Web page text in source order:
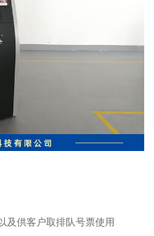
及供客户取排队号票使用